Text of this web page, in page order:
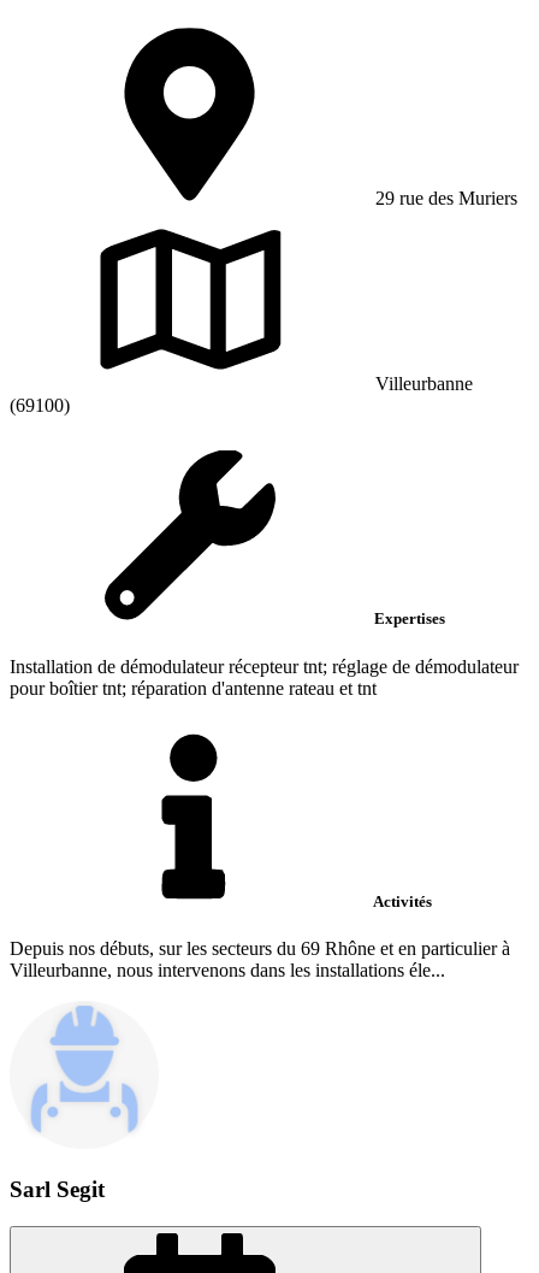
29 rue des Muriers
Villeurbanne
(69100)
Expertises
Installation de démodulateur récepteur tnt; réglage de démodulateur
pour boîtier tnt; réparation d'antenne rateau et tnt
Activités
Depuis nos débuts, sur les secteurs du 69 Rhône et en particulier à
Villeurbanne, nous intervenons dans les installations éle...
Sarl Segit